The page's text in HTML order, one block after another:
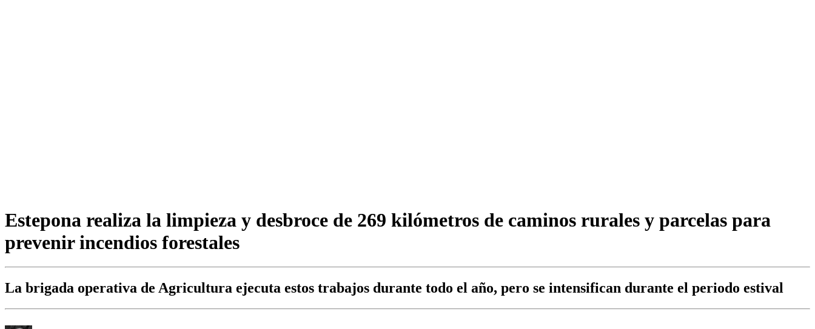
Estepona realiza la limpieza y desbroce de 269 kilómetros de caminos rurales y parcelas para
prevenir incendios forestales
La brigada operativa de Agricultura ejecuta estos trabajos durante todo el año, pero se intensifican durante el periodo estival